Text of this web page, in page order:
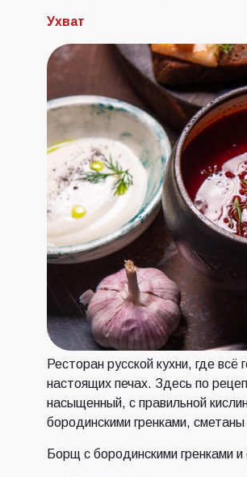
Ухват
Ресторан русской кухни, где всё
настоящих печах. Здесь по
насыщенный, с правильной
бородинскими гренками,
Борщ с бородинскими гренками